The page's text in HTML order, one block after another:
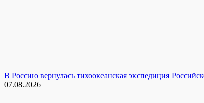
В Россию вернулась тихоокеанская экспедиция
07.08.2026